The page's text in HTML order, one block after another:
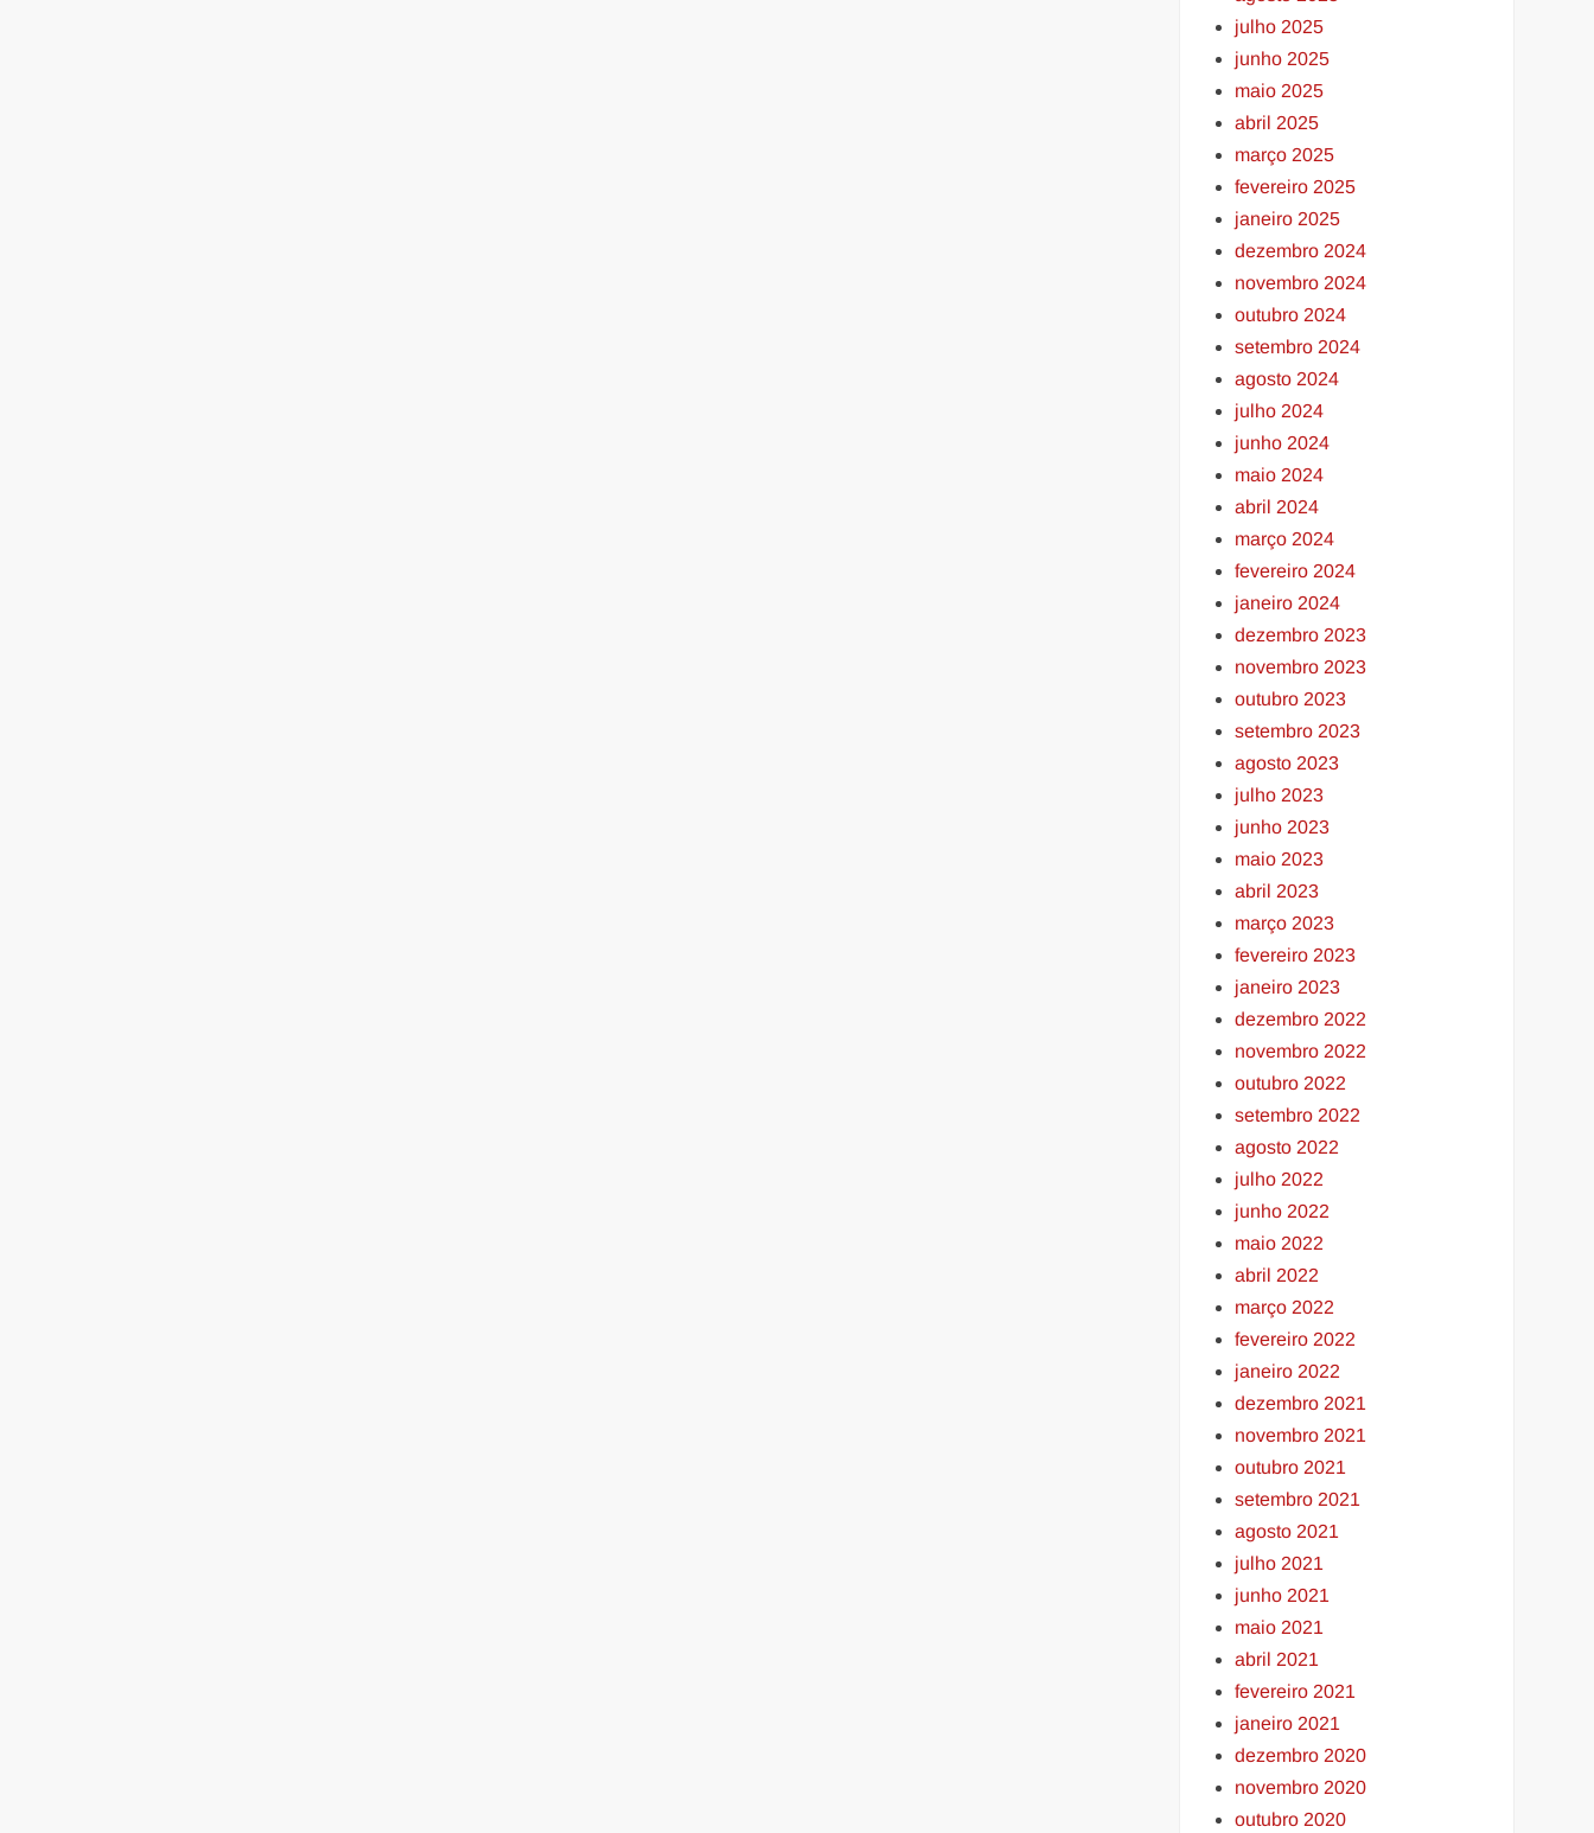
julho 2025
junho 2025
maio 2025
abril 2025
março 2025
fevereiro 2025
janeiro 2025
dezembro 2024
novembro 2024
outubro 2024
setembro 2024
agosto 2024
julho 2024
junho 2024
maio 2024
abril 2024
março 2024
fevereiro 2024
janeiro 2024
dezembro 2023
novembro 2023
outubro 2023
setembro 2023
agosto 2023
julho 2023
junho 2023
maio 2023
abril 2023
março 2023
fevereiro 2023
janeiro 2023
dezembro 2022
novembro 2022
outubro 2022
setembro 2022
agosto 2022
julho 2022
junho 2022
maio 2022
abril 2022
março 2022
fevereiro 2022
janeiro 2022
dezembro 2021
novembro 2021
outubro 2021
setembro 2021
agosto 2021
julho 2021
junho 2021
maio 2021
abril 2021
fevereiro 2021
janeiro 2021
dezembro 2020
novembro 2020
outubro 2020